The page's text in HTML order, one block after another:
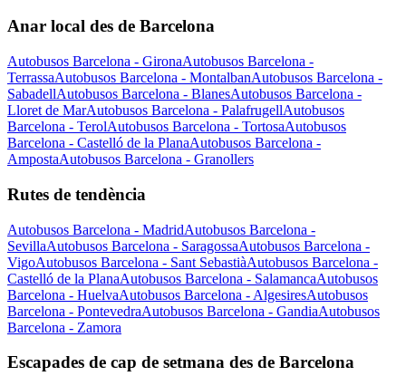
Anar local des de Barcelona
Autobusos Barcelona - GironaAutobusos Barcelona -
TerrassaAutobusos Barcelona - MontalbanAutobusos Barcelona -
SabadellAutobusos Barcelona - BlanesAutobusos Barcelona -
Lloret de MarAutobusos Barcelona - PalafrugellAutobusos
Barcelona - TerolAutobusos Barcelona - TortosaAutobusos
Barcelona - Castelló de la PlanaAutobusos Barcelona -
AmpostaAutobusos Barcelona - Granollers
Rutes de tendència
Autobusos Barcelona - MadridAutobusos Barcelona -
SevillaAutobusos Barcelona - SaragossaAutobusos Barcelona -
VigoAutobusos Barcelona - Sant SebastiàAutobusos Barcelona -
Castelló de la PlanaAutobusos Barcelona - SalamancaAutobusos
Barcelona - HuelvaAutobusos Barcelona - AlgesiresAutobusos
Barcelona - PontevedraAutobusos Barcelona - GandiaAutobusos
Barcelona - Zamora
Escapades de cap de setmana des de Barcelona